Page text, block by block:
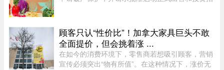
Chabot Inc.担任监督机构。此 ...
顾客只认“性价比”！加拿大家具巨头不敢
全面提价，但会挑着涨 ...
在如今的消费环境下，零售商若想吸引顾客，营销
宣传必须突出“物有所值”。在这种情况下，涨价无